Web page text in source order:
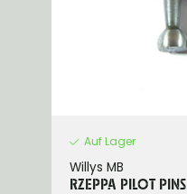
Auf Lager
Willys MB
RZEPPA PILOT PINS